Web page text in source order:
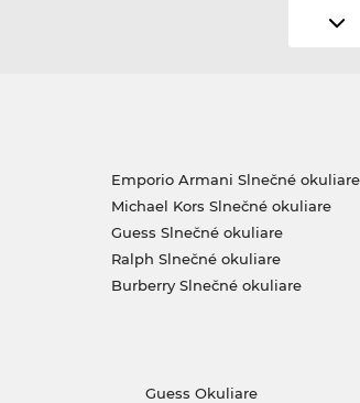
Emporio Armani Slnečné okuliare
Michael Kors Slnečné okuliare
Guess Slnečné okuliare
Ralph Slnečné okuliare
Burberry Slnečné okuliare
Guess Okuliare